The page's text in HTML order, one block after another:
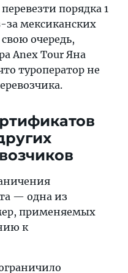
порядка 1
за мексиканских
очередь,
Anex Tour Яна
туроператор не
— одна из
применяемых
к